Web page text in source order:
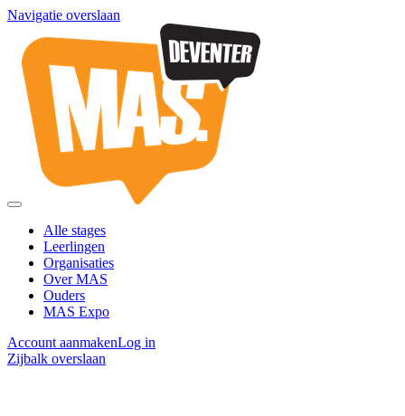
Navigatie overslaan
Alle stages
Leerlingen
Organisaties
Over MAS
Ouders
MAS Expo
Account aanmakenLog in
Zijbalk overslaan